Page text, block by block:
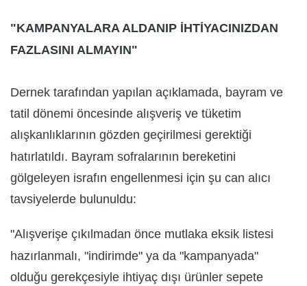
"KAMPANYALARA ALDANIP İHTİYACINIZDAN
FAZLASINI ALMAYIN"
Dernek tarafından yapılan açıklamada, bayram ve
tatil dönemi öncesinde alışveriş ve tüketim
alışkanlıklarının gözden geçirilmesi gerektiği
hatırlatıldı. Bayram sofralarının bereketini
gölgeleyen israfın engellenmesi için şu can alıcı
tavsiyelerde bulunuldu:
"Alışverişe çıkılmadan önce mutlaka eksik listesi
hazırlanmalı, "indirimde" ya da "kampanyada"
olduğu gerekçesiyle ihtiyaç dışı ürünler sepete